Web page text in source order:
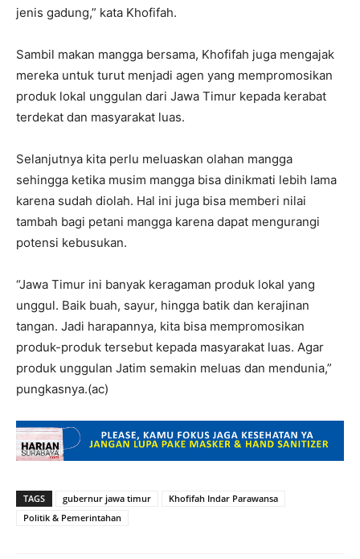
jenis gadung,” kata Khofifah.
Sambil makan mangga bersama, Khofifah juga mengajak
mereka untuk turut menjadi agen yang mempromosikan
produk lokal unggulan dari Jawa Timur kepada kerabat
terdekat dan masyarakat luas.
Selanjutnya kita perlu meluaskan olahan mangga
sehingga ketika musim mangga bisa dinikmati lebih lama
karena sudah diolah. Hal ini juga bisa memberi nilai
tambah bagi petani mangga karena dapat mengurangi
potensi kebusukan.
“Jawa Timur ini banyak keragaman produk lokal yang
unggul. Baik buah, sayur, hingga batik dan kerajinan
tangan. Jadi harapannya, kita bisa mempromosikan
produk-produk tersebut kepada masyarakat luas. Agar
produk unggulan Jatim semakin meluas dan mendunia,”
pungkasnya.(ac)
TAGS gubernur jawa timur
Khofifah Indar Parawansa
Politik & Pemerintahan